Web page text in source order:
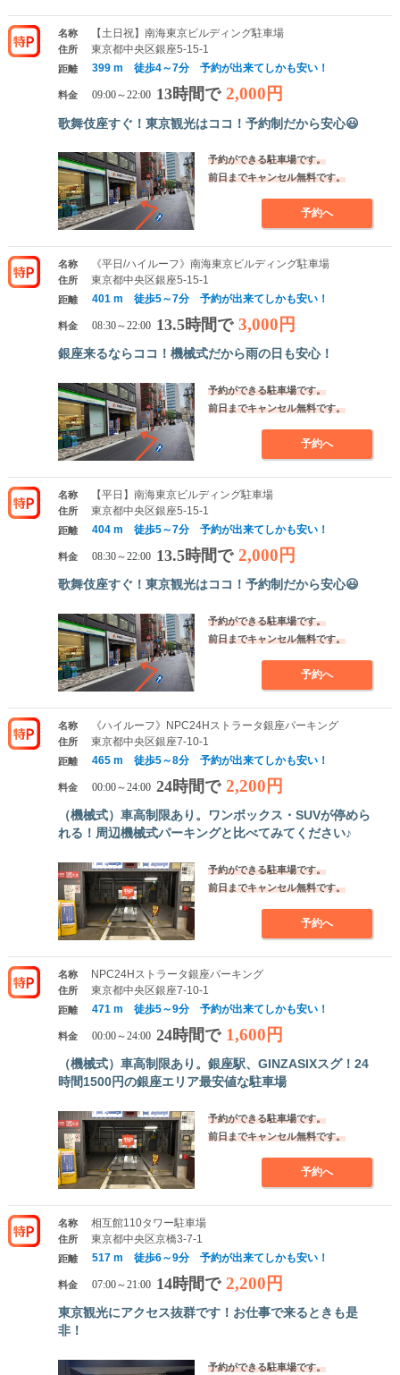
名称 【土日祝】南海東京ビルディング駐車場
住所 東京都中央区銀座5-15-1
距離 399 m 徒歩4～7分 予約が出来てしかも安い！
料金 09:00～22:00 13時間で 2,000円
歌舞伎座すぐ！東京観光はココ！予約制だから安心😃
予約ができる駐車場です。
前日までキャンセル無料です。
予約へ
名称 《平日/ハイルーフ》南海東京ビルディング駐車場
住所 東京都中央区銀座5-15-1
距離 401 m 徒歩5～7分 予約が出来てしかも安い！
料金 08:30～22:00 13.5時間で 3,000円
銀座来るならココ！機械式だから雨の日も安心！
予約ができる駐車場です。
前日までキャンセル無料です。
予約へ
名称 【平日】南海東京ビルディング駐車場
住所 東京都中央区銀座5-15-1
距離 404 m 徒歩5～7分 予約が出来てしかも安い！
料金 08:30～22:00 13.5時間で 2,000円
歌舞伎座すぐ！東京観光はココ！予約制だから安心😃
予約ができる駐車場です。
前日までキャンセル無料です。
予約へ
名称 《ハイルーフ》NPC24Hストラータ銀座パーキング
住所 東京都中央区銀座7-10-1
距離 465 m 徒歩5～8分 予約が出来てしかも安い！
料金 00:00～24:00 24時間で 2,200円
（機械式）車高制限あり。ワンボックス・SUVが停めら
れる！周辺機械式パーキングと比べてみてください♪
予約ができる駐車場です。
前日までキャンセル無料です。
予約へ
名称 NPC24Hストラータ銀座パーキング
住所 東京都中央区銀座7-10-1
距離 471 m 徒歩5～9分 予約が出来てしかも安い！
料金 00:00～24:00 24時間で 1,600円
（機械式）車高制限あり。銀座駅、GINZASIXスグ！24
時間1500円の銀座エリア最安値な駐車場
予約ができる駐車場です。
前日までキャンセル無料です。
予約へ
名称 相互館110タワー駐車場
住所 東京都中央区京橋3-7-1
距離 517 m 徒歩6～9分 予約が出来てしかも安い！
料金 07:00～21:00 14時間で 2,200円
東京観光にアクセス抜群です！お仕事で来るときも是
非！
予約ができる駐車場です。